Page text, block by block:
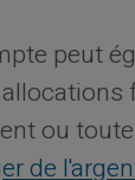
peut
allocations
ou
de